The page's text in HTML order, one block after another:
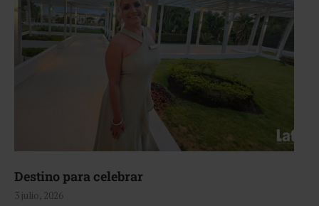
Destino para celebrar
3 julio, 2026